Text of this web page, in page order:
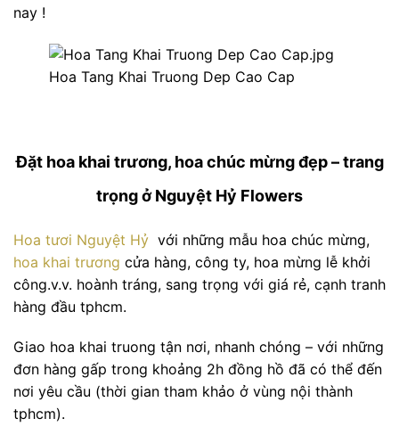
nay !
Hoa Tang Khai Truong Dep Cao Cap
Đặt hoa khai trương, hoa chúc mừng đẹp – trang
trọng ở Nguyệt Hỷ Flowers
Hoa tươi Nguyệt Hỷ với những mẫu hoa chúc mừng,
hoa khai trương cửa hàng, công ty, hoa mừng lễ khởi
công.v.v. hoành tráng, sang trọng với giá rẻ, cạnh tranh
hàng đầu tphcm.
Giao hoa khai truong tận nơi, nhanh chóng – với những
đơn hàng gấp trong khoảng 2h đồng hồ đã có thể đến
nơi yêu cầu (thời gian tham khảo ở vùng nội thành
tphcm).